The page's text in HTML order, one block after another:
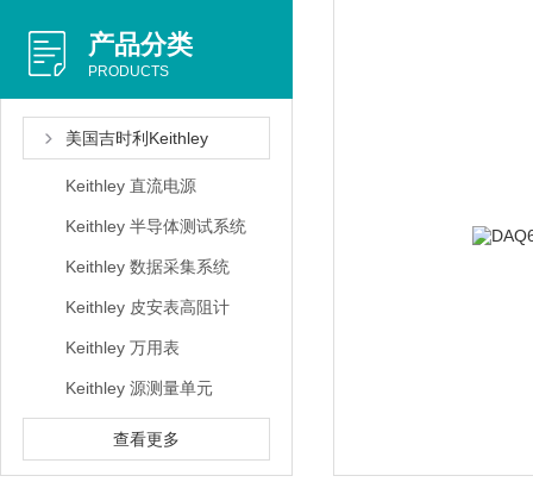
产品分类
PRODUCTS
美国吉时利Keithley
Keithley 直流电源
Keithley 半导体测试系统
Keithley 数据采集系统
Keithley 皮安表高阻计
Keithley 万用表
Keithley 源测量单元
查看更多